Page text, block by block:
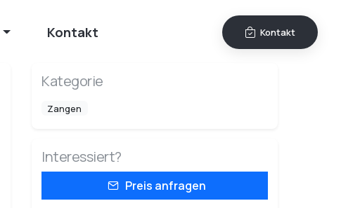
Kontakt Kontakt
Kategorie
Zangen
Interessiert?
Preis anfragen